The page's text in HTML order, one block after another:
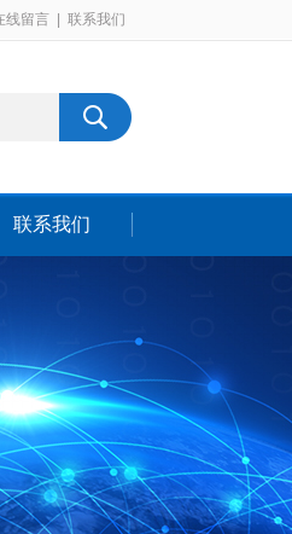
线留言 联系我们
联系我们